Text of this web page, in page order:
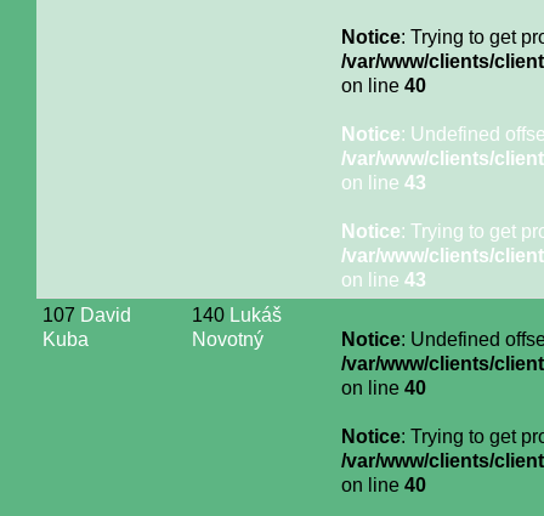
Notice: Trying to get
/var/www/clients/
on line 40
Notice: Undefined
/var/www/clients/
on line 43
Notice: Trying to get
/var/www/clients/
on line 43
107 David
Kuba
140 Lukáš
Novotný
Notice: Undefined
/var/www/clients/
on line 40
Notice: Trying to get
/var/www/clients/
on line 40